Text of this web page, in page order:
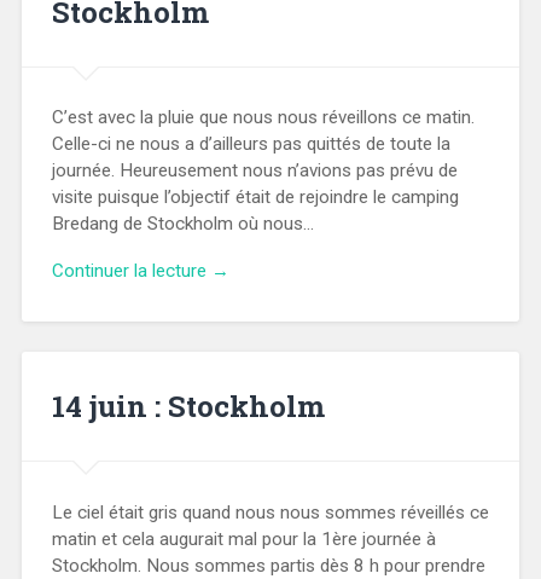
Stockholm
C’est avec la pluie que nous nous réveillons ce matin.
Celle-ci ne nous a d’ailleurs pas quittés de toute la
journée. Heureusement nous n’avions pas prévu de
visite puisque l’objectif était de rejoindre le camping
Bredang de Stockholm où nous…
Continuer la lecture →
14 juin : Stockholm
Le ciel était gris quand nous nous sommes réveillés ce
matin et cela augurait mal pour la 1ère journée à
Stockholm. Nous sommes partis dès 8 h pour prendre